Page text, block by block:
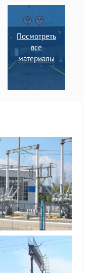
Посмотреть
все
материалы